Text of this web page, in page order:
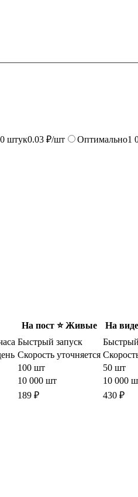
штук0.03 ₽/шт Оптимально1
На пост ⭐️ Живые На
Быстрый запуск
Скорость уточняется
100 шт 50 шт
10 000 шт 10 000
189 ₽ 430 ₽